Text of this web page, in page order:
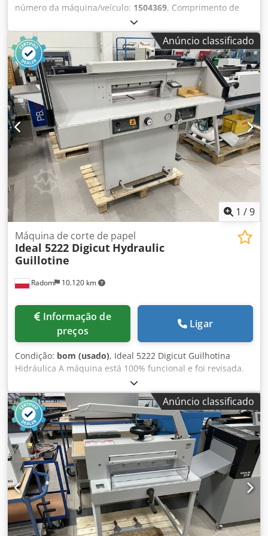
número da máquina/veículo: 1504369, Comprimento de
corte: 800 mm Formato: DIN A3 Capacidade de corte: 20
folhas (gramatura do papel 70g/m²) Tamanho da mesa: 605
x 800 mm (L x P) Máquina de corte profissional por
alavanca IDEAL 1080 com sistema automático de
segurança. A IDEAL 1080 pode cortar formatos até DIN A3 e
também DIN A2 transversalmente com comprimento de
corte de 800 mm. O desempenho máximo de corte é de
aproximadamente 20 folhas de 70 gramas. O batente
traseiro contínuo pode ser travado. As folhas de papel são
fixadas com segurança usando a pressão do pé antes do
processo de corte. Isso cria cortes precisos. Além disso, um
protetor de faca fixo e transparente feito de plástico
inquebrável oferece segurança ideal. As facas duráveis são
feitas de aço Solingen de alta qualidade e também podem
ser afiadas, se necessário. Djdpfx Aisvnmkys Djck GS
testado!
Anúncio classificado
1 /9
Radom 10.120 km
Máquina de corte de papel
Ideal 5222 Digicut Hydraulic
Guillotine
preços
Ligar
Condição: bom (usado), Ideal 5222 Digicut Guilhotina
Hidráulica A máquina está 100% funcional e foi revisada.
Este modelo possui o conjunto de equipamentos mais
completo. A máquina foi adquirida de um órgão
governamental. Especificações técnicas: - Largura de corte:
520mm - Altura da pilha: 80mm - Mínimo de
remanescente: 22mm - Distância máxima entre a prensa e
a faca: 520mm - Alimentação: 230V Principais
características: - Controlador EP completo, possibilitando
salvar sequências individuais na memória - Prensa
hidráulica, com pressão totalmente regulável de 200 a
1100N - Acionamento eletromecânico da faca e do carro -
Pressão automática sincronizada com o movimento de
corte da faca - Regulador eletrônico do carro com ajuste de
velocidade - Mesas laterais - Barreira de fotocélulas -
Anúncio classificado